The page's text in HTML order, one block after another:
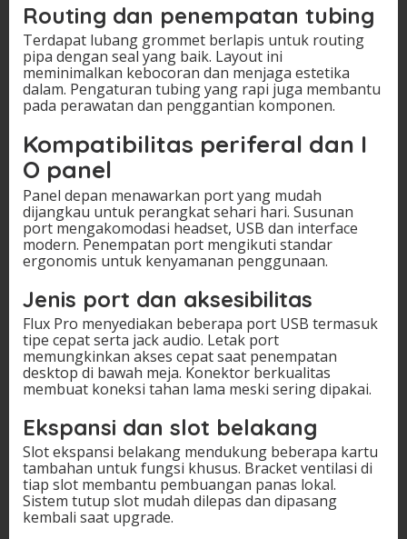
Routing dan penempatan tubing
Terdapat lubang grommet berlapis untuk routing
pipa dengan seal yang baik. Layout ini
meminimalkan kebocoran dan menjaga estetika
dalam. Pengaturan tubing yang rapi juga membantu
pada perawatan dan penggantian komponen.
Kompatibilitas periferal dan I
O panel
Panel depan menawarkan port yang mudah
dijangkau untuk perangkat sehari hari. Susunan
port mengakomodasi headset, USB dan interface
modern. Penempatan port mengikuti standar
ergonomis untuk kenyamanan penggunaan.
Jenis port dan aksesibilitas
Flux Pro menyediakan beberapa port USB termasuk
tipe cepat serta jack audio. Letak port
memungkinkan akses cepat saat penempatan
desktop di bawah meja. Konektor berkualitas
membuat koneksi tahan lama meski sering dipakai.
Ekspansi dan slot belakang
Slot ekspansi belakang mendukung beberapa kartu
tambahan untuk fungsi khusus. Bracket ventilasi di
tiap slot membantu pembuangan panas lokal.
Sistem tutup slot mudah dilepas dan dipasang
kembali saat upgrade.